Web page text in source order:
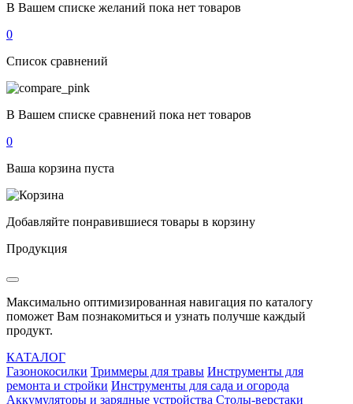
В Вашем списке желаний пока нет товаров
0
Список сравнений
В Вашем списке сравнений пока нет товаров
0
Ваша корзина пуста
Добавляйте понравившиеся товары в корзину
Продукция
Максимально оптимизированная навигация по каталогу
поможет Вам познакомиться и узнать получше каждый
продукт.
КАТАЛОГ
Газонокосилки Триммеры для травы Инструменты для
ремонта и стройки Инструменты для сада и огорода
Аккумуляторы и зарядные устройства Столы-верстаки